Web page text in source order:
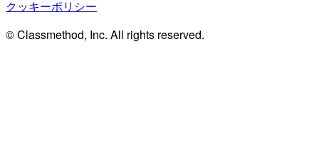
クッキーポリシー
© Classmethod, Inc. All rights reserved.